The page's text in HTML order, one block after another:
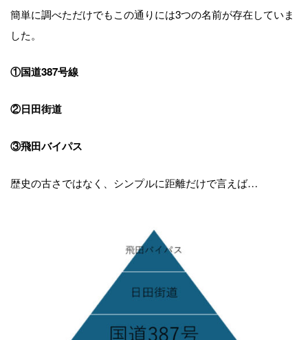
簡単に調べただけでもこの通りには3つの名前が存在していま
した。
①国道387号線
②日田街道
③飛田バイパス
歴史の古さではなく、シンプルに距離だけで言えば…